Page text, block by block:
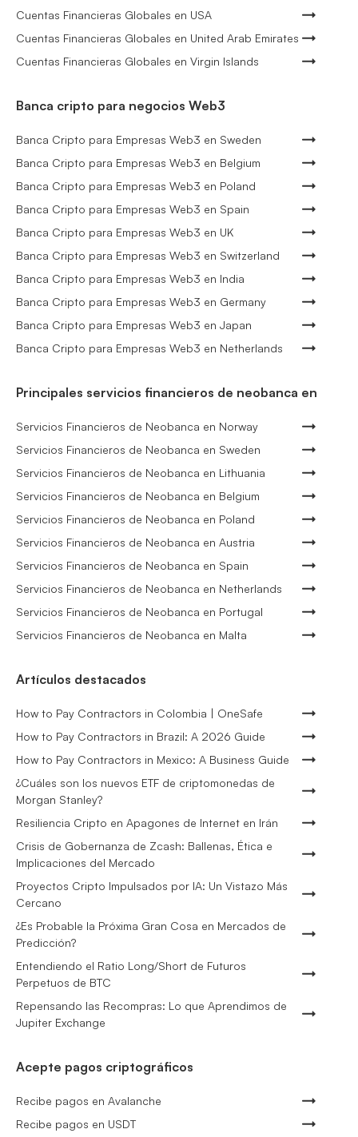
Cuentas Financieras Globales en USA
Cuentas Financieras Globales en United Arab Emirates
Cuentas Financieras Globales en Virgin Islands
Banca cripto para negocios Web3
Banca Cripto para Empresas Web3 en Sweden
Banca Cripto para Empresas Web3 en Belgium
Banca Cripto para Empresas Web3 en Poland
Banca Cripto para Empresas Web3 en Spain
Banca Cripto para Empresas Web3 en UK
Banca Cripto para Empresas Web3 en Switzerland
Banca Cripto para Empresas Web3 en India
Banca Cripto para Empresas Web3 en Germany
Banca Cripto para Empresas Web3 en Japan
Banca Cripto para Empresas Web3 en Netherlands
Principales servicios financieros de neobanca en
Servicios Financieros de Neobanca en Norway
Servicios Financieros de Neobanca en Sweden
Servicios Financieros de Neobanca en Lithuania
Servicios Financieros de Neobanca en Belgium
Servicios Financieros de Neobanca en Poland
Servicios Financieros de Neobanca en Austria
Servicios Financieros de Neobanca en Spain
Servicios Financieros de Neobanca en Netherlands
Servicios Financieros de Neobanca en Portugal
Servicios Financieros de Neobanca en Malta
Artículos destacados
How to Pay Contractors in Colombia | OneSafe
How to Pay Contractors in Brazil: A 2026 Guide
How to Pay Contractors in Mexico: A Business Guide
¿Cuáles son los nuevos ETF de criptomonedas de
Morgan Stanley?
Resiliencia Cripto en Apagones de Internet en Irán
Crisis de Gobernanza de Zcash: Ballenas, Ética e
Implicaciones del Mercado
Proyectos Cripto Impulsados por IA: Un Vistazo Más
Cercano
¿Es Probable la Próxima Gran Cosa en Mercados de
Predicción?
Entendiendo el Ratio Long/Short de Futuros
Perpetuos de BTC
Repensando las Recompras: Lo que Aprendimos de
Jupiter Exchange
Acepte pagos criptográficos
Recibe pagos en Avalanche
Recibe pagos en USDT